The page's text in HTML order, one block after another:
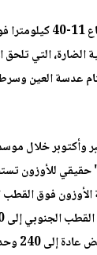
وطبقة الأوزون تقع على
التي تلحق
عدسة العين
وأكتوبر خلال
للأوزون
فوق القطب
أما في